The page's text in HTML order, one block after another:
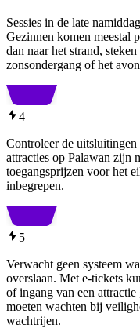
Sessies in de late
Gezinnen komen meestal
dan naar het strand,
zonsondergang of het
4
Controleer de
attracties op Palawan zijn
toegangsprijzen voor het
inbegrepen.
5
Verwacht geen systeem
overslaan. Met e-tickets
of ingang van een attractie
moeten wachten bij
wachtrijen.